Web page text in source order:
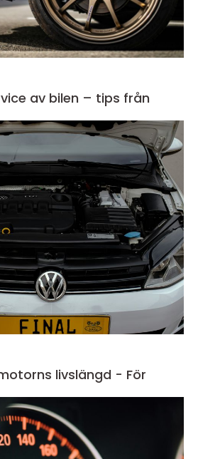
av bilen – tips från
livslängd - För